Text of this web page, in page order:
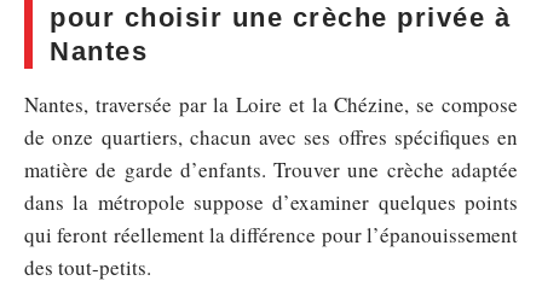
pour choisir une crèche privée à
Nantes
Nantes, traversée par la Loire et la Chézine, se compose
de onze quartiers, chacun avec ses offres spécifiques en
matière de garde d’enfants. Trouver une crèche adaptée
dans la métropole suppose d’examiner quelques points
qui feront réellement la différence pour l’épanouissement
des tout-petits.